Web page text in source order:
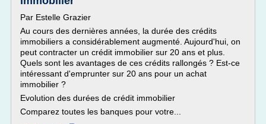
Par Estelle Grazier
Au cours des dernières années, la durée des crédits
immobiliers a considérablement augmenté. Aujourd'hui, on
peut contracter un crédit immobilier sur 20 ans et plus.
Quels sont les avantages de ces crédits rallongés ? Est-ce
intéressant d'emprunter sur 20 ans pour un achat
immobilier ?
Evolution des durées de crédit immobilier
Comparez toutes les banques pour votre...